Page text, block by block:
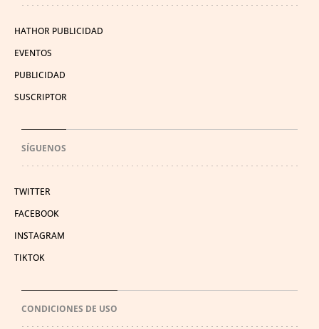
HATHOR PUBLICIDAD
EVENTOS
PUBLICIDAD
SUSCRIPTOR
SÍGUENOS
TWITTER
FACEBOOK
INSTAGRAM
TIKTOK
CONDICIONES DE USO